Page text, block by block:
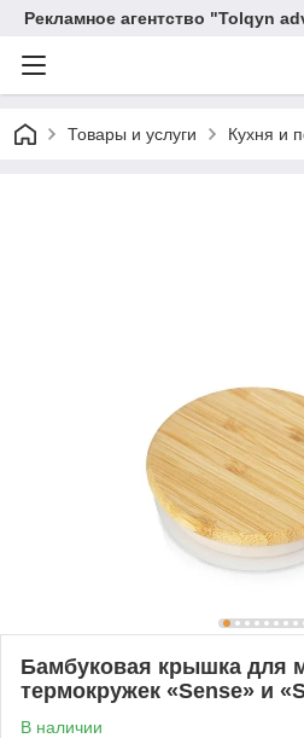
Рекламное агентство "Tolqyn
Товары и услуги Кухня и
Бамбуковая крышка для
термокружек «Sense» и
В наличии